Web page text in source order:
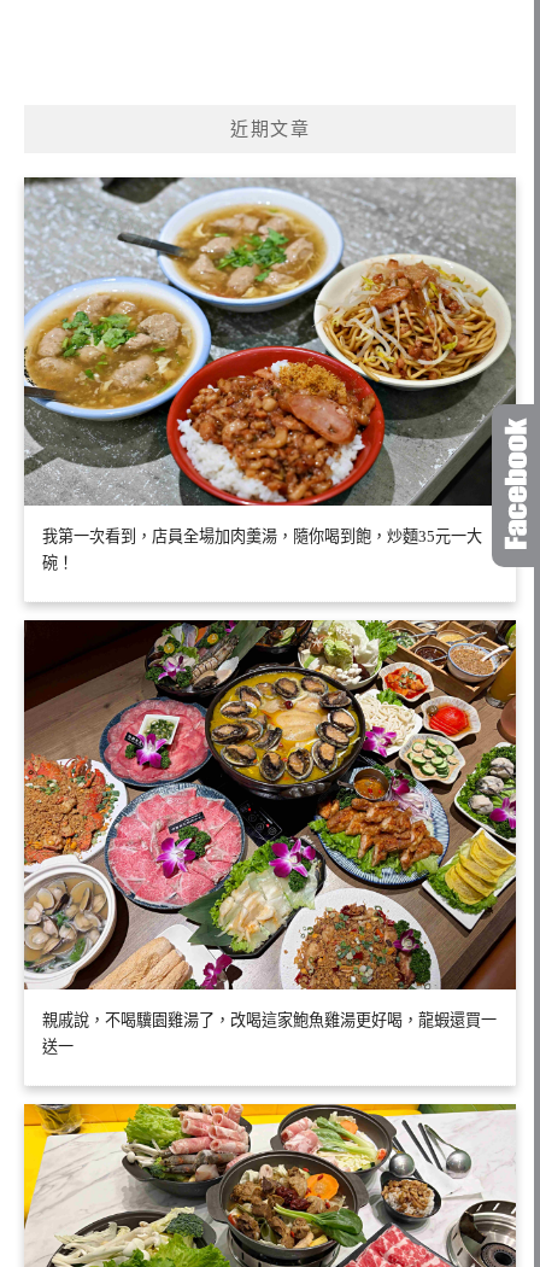
近期文章
我第一次看到，店員全場加肉羹湯，隨你喝到飽，炒麵35元一大
碗！
親戚說，不喝驥園雞湯了，改喝這家鮑魚雞湯更好喝，龍蝦還買一
送一